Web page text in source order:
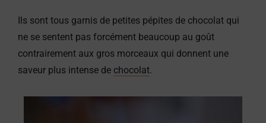
Ils sont tous garnis de petites pépites de chocolat qui
ne se sentent pas forcément beaucoup au goût
contrairement aux gros morceaux qui donnent une
saveur plus intense de chocolat.